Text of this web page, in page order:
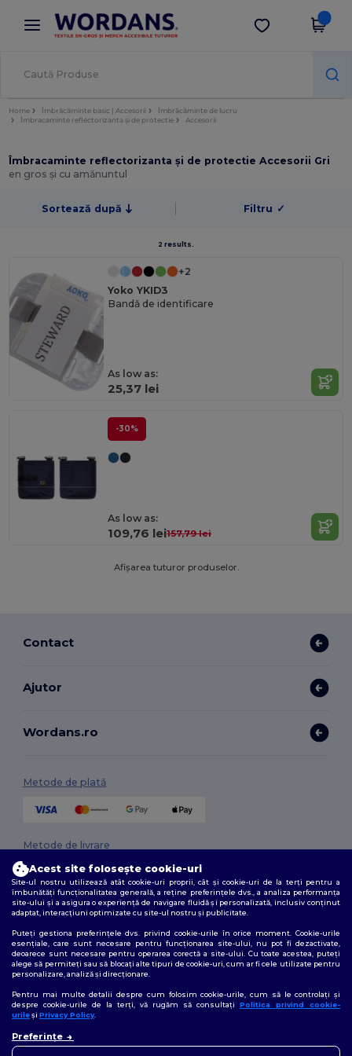
× Aplicația Wordans
Prețuri mai bune în aplicație!
Descarcă app
Home Îmbrăcăminte basic | Accesorii
Îmbrăcăminte de lucru
Îmbracaminte reflectorizanta și de protectie
Accesorii
Îmbracaminte reflectorizanta și de protectie Accesorii Gri
en gros și cu amănuntul
Sortează după Filtru ✓
2 results.
+2
Yoko YKID3
Bandă de identificare
As low as:
25,37 lei
-30%
As low as:
109,76 lei157,79 lei
Afișarea tuturor produselor.
Contact
Ajutor
Wordans.ro
Metode de plată
Metode de livrare
2026. Toate drepturile rezervate
Termeni și condiții
urile|Sitemap
Urmărește-ne
Acest site folosește cookie-uri
Site-ul nostru utilizează atât cookie-uri proprii, cât și cookie-uri de la terți pentru a
îmbunătăți funcționalitatea generală, a reține preferințele dvs., a analiza performanța
site-ului și a asigura o experiență de navigare fluidă și personalizată, inclusiv conținut
adaptat, interacțiuni optimizate cu site-ul nostru și publicitate.
Puteți gestiona preferințele dvs. privind cookie-urile în orice moment. Cookie-urile
esențiale, care sunt necesare pentru funcționarea site-ului, nu pot fi dezactivate,
deoarece sunt necesare pentru operarea corectă a site-ului. Cu toate acestea, puteți
alege să permiteți sau să blocați alte tipuri de cookie-uri, cum ar fi cele utilizate pentru
personalizare, analiză și direcționare.
Pentru mai multe detalii despre cum folosim cookie-urile, cum să le controlați și
despre cookie-urile de la terți, vă rugăm să consultați Politica privind cookie-
urileși Privacy Policy.
Preferințe